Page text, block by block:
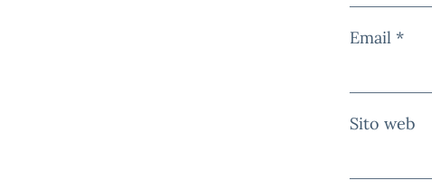
Email *
Sito web